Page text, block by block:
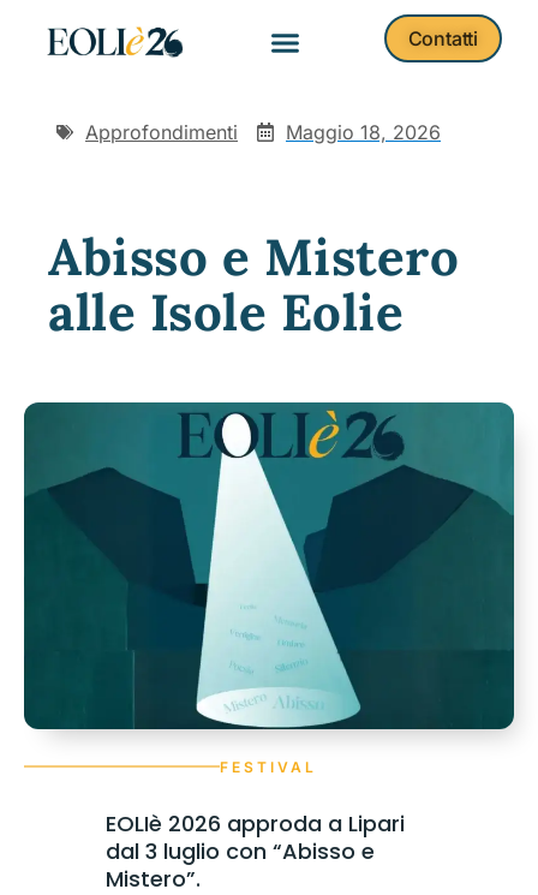
Contatti
Approfondimenti Maggio 18, 2026
Abisso e Mistero
alle Isole Eolie
FESTIVAL
EOLIè 2026 approda a Lipari
dal 3 luglio con “Abisso e
Mistero”.